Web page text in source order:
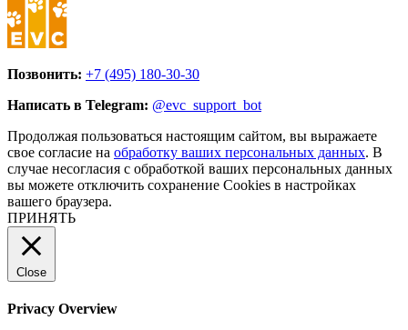
Позвонить: +7 (495) 180-30-30
Написать в Telegram: @evc_support_bot
Продолжая пользоваться настоящим сайтом, вы выражаете
свое согласие на обработку ваших персональных данных. В
случае несогласия с обработкой ваших персональных данных
вы можете отключить сохранение Cookies в настройках
вашего браузера.
ПРИНЯТЬ
Close
Privacy Overview